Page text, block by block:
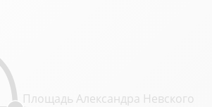
Площадь Александра Невского